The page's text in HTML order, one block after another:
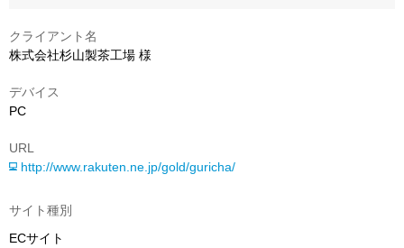
クライアント名
株式会社杉山製茶工場 様
デバイス
PC
URL
http://www.rakuten.ne.jp/gold/guricha/
サイト種別
ECサイト